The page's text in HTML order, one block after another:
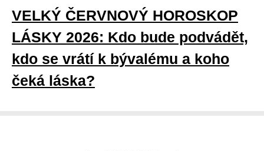
VELKÝ ČERVNOVÝ HOROSKOP
LÁSKY 2026: Kdo bude podvádět,
kdo se vrátí k bývalému a koho
čeká láska?